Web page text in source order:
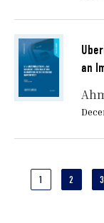
an
CURRENT
1 PAGE
2 3